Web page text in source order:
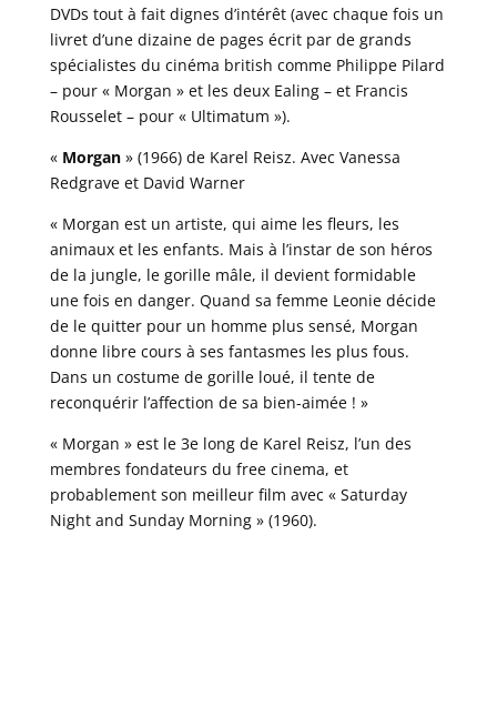
DVDs tout à fait dignes d’intérêt (avec chaque fois un
livret d’une dizaine de pages écrit par de grands
spécialistes du cinéma british comme Philippe Pilard
– pour « Morgan » et les deux Ealing – et Francis
Rousselet – pour « Ultimatum »).
« Morgan» (1966) de Karel Reisz. Avec Vanessa
Redgrave et David Warner
« Morgan est un artiste, qui aime les fleurs, les
animaux et les enfants. Mais à l’instar de son héros
de la jungle, le gorille mâle, il devient formidable
une fois en danger. Quand sa femme Leonie décide
de le quitter pour un homme plus sensé, Morgan
donne libre cours à ses fantasmes les plus fous.
Dans un costume de gorille loué, il tente de
reconquérir l’affection de sa bien-aimée ! »
« Morgan » est le 3e long de Karel Reisz, l’un des
membres fondateurs du free cinema, et
probablement son meilleur film avec « Saturday
Night and Sunday Morning » (1960).